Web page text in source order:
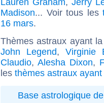
Madison... Voir tous les
16 mars.
Thèmes astraux ayant
John Legend, Virginie
Claudio,Alesha Dixon,
les thèmes astraux
Base astrologique